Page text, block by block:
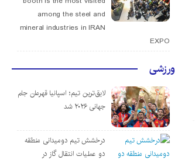
among the steel and
mineral industries in IRAN
EXPO
ورزشی
لایق‌ترین تیم؛ اسپانیا قهرمان جام
جهانی ۲۰۲۶ شد
درخشش تیم دومیدانی منطقه
دو عملیات انتقال گاز در